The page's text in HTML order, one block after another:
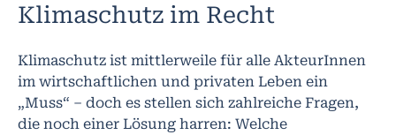
Klimaschutz im Recht
Klimaschutz ist mittlerweile für alle AkteurInnen
im wirtschaftlichen und privaten Leben ein
„Muss“ – doch es stellen sich zahlreiche Fragen,
die noch einer Lösung harren: Welche